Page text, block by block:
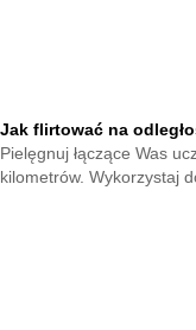
Jak flirtować na
Pielęgnuj łączące Was
kilometrów. Wykorzystaj